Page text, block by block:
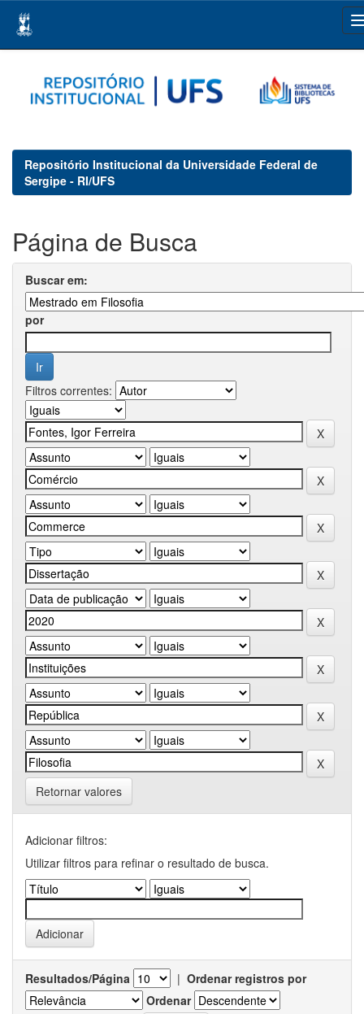
navigation
Repositório Institucional da Universidade Federal de
Sergipe - RI/UFS
Página de Busca
Buscar em:
por
Filtros correntes:
Retornar valores
Adicionar filtros:
Utilizar filtros para refinar o resultado de busca.
Resultados/Página | Ordenar registros por
Ordenar